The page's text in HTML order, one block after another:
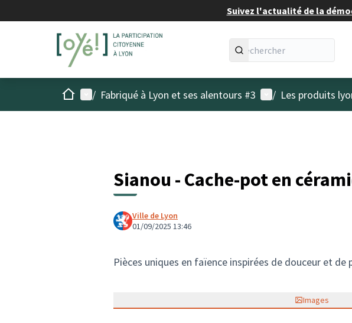
Suivez l'actualité de la
AccueilMenu principal
/ Fabriqué à Lyon et ses alentours #3 Menu utilisateur
/ Les produits
Sianou - Cache-pot en
Ville de Lyon
01/09/2025 13:46
Pièces uniques en faïence inspirées de douceur et de
Images